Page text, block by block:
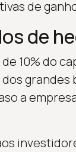
de
de
10% do
a